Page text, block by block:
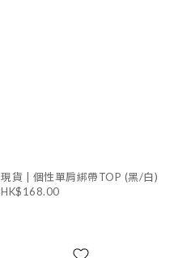
現貨 | 個性單肩綁帶TOP (黑/白)
HK$168.00